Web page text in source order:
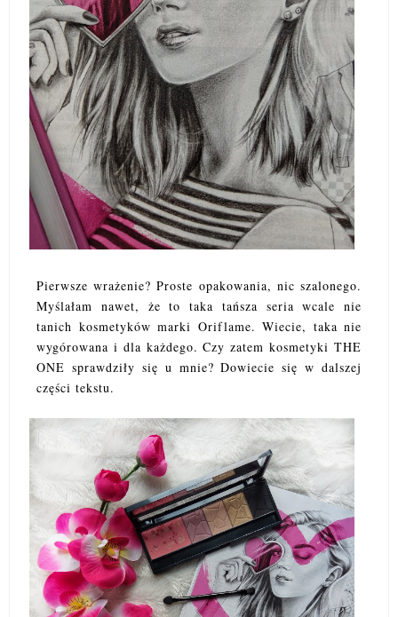
Pierwsze wrażenie? Proste opakowania, nic szalonego.
Myślałam nawet, że to taka tańsza seria wcale nie
tanich kosmetyków marki Oriflame. Wiecie, taka nie
wygórowana i dla każdego. Czy zatem kosmetyki THE
ONE sprawdziły się u mnie? Dowiecie się w dalszej
części tekstu.